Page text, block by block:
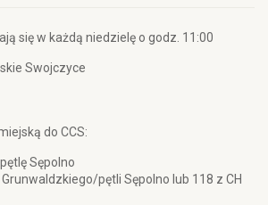
się w każdą niedzielę o godz. 11:00
Swojczyce
do CCS:
Sępolno
pętli Sępolno lub 118 z CH